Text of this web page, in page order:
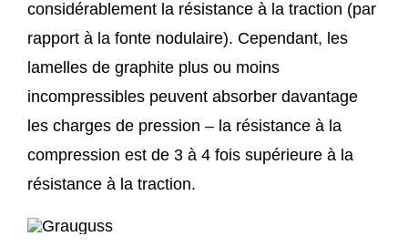
considérablement la résistance à la traction (par
rapport à la fonte nodulaire). Cependant, les
lamelles de graphite plus ou moins
incompressibles peuvent absorber davantage
les charges de pression – la résistance à la
compression est de 3 à 4 fois supérieure à la
résistance à la traction.